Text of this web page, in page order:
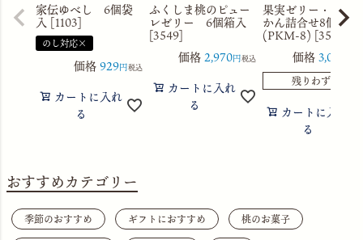
家伝ゆべし 6個袋
入 [1103]
のし対応×
価格929 税込
カートに入れ
る
ふくしま桃のピュー
レゼリー 6個箱入
[3549]
価格2,970 税込
カートに入れ
る
果実ゼリー・水よ
かん詰合せ8個箱入
(PKM-8) [3560]
価格3,056
残りわずか
カートに入れ
る
おすすめカテゴリー
季節のおすすめ ギフトにおすすめ
桃のお菓子